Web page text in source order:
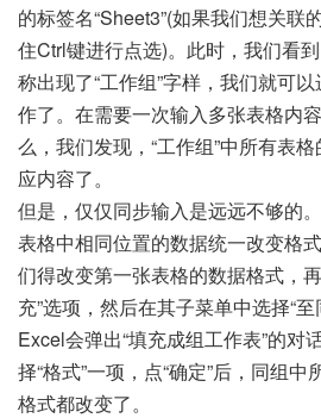
的标签名“Sheet3”(如果我们想关联
住Ctrl键进行点选)。此时，我们看
称出现了“工作组”字样，我们就可
作了。在需要一次输入多张表格内
么，我们发现，“工作组”中所有表
应内容了。
但是，仅仅同步输入是远远不够的
表格中相同位置的数据统一改变格
们得改变第一张表格的数据格式，
充”选项，然后在其子菜单中选择“至
Excel会弹出“填充成组工作表”的对
择“格式”一项，点“确定”后，同组
格式都改变了。